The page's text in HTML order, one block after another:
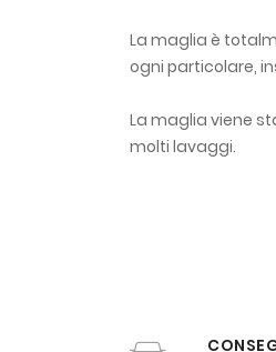
La maglia è
ogni particolare,
La maglia viene
molti lavaggi.